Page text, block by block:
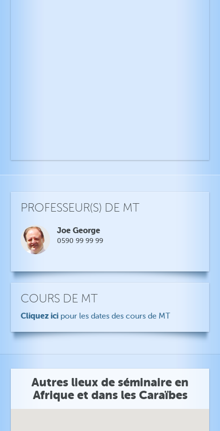
PROFESSEUR(S) DE MT
Joe George
0590 99 99 99
COURS DE MT
Cliquez ici pour les dates des cours de MT
Autres lieux de séminaire en
Afrique et dans les Caraïbes